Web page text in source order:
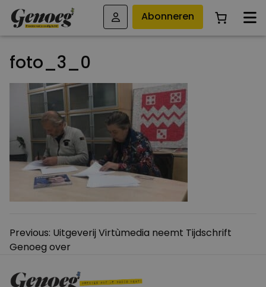
Abonneren
foto_3_0
Bericht
navigatie
Previous: Uitgeverij Virtùmedia neemt Tijdschrift
Genoeg over